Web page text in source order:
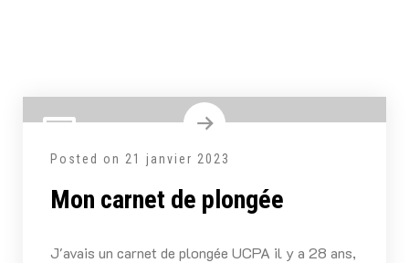
Posted on 21 janvier 2023
Mon carnet de plongée
J'avais un carnet de plongée UCPA il y a 28 ans,